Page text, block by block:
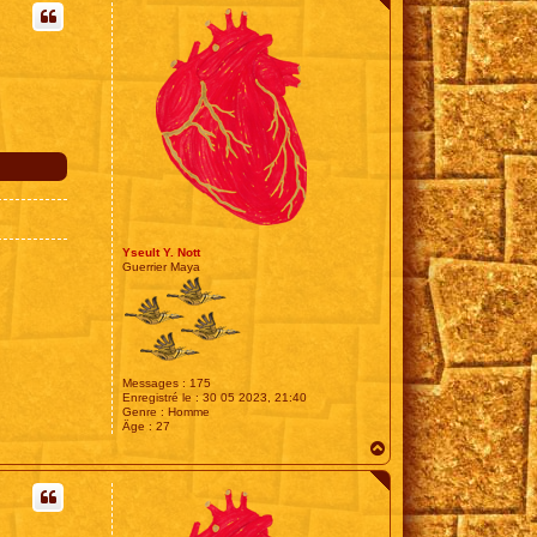
Yseult Y. Nott
Guerrier Maya
Messages : 175
Enregistré le : 30 05 2023, 21:40
Genre : Homme
Âge : 27
a
u